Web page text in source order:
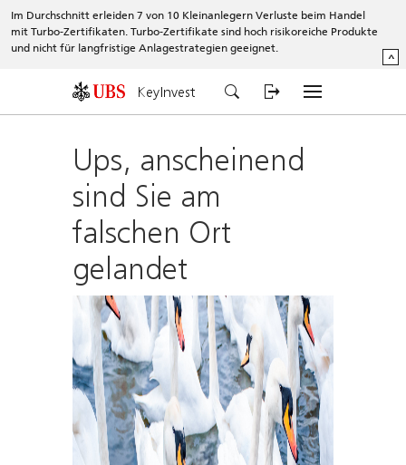
Im Durchschnitt erleiden 7 von 10 Kleinanlegern Verluste beim Handel
mit Turbo-Zertifikaten. Turbo-Zertifikate sind hoch risikoreiche Produkte
und nicht für langfristige Anlagestrategien geeignet.
^
KeyInvest
Ups, anscheinend
sind Sie am
falschen Ort
gelandet